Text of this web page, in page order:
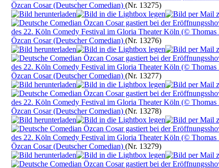
Özcan Cosar (Deutscher Comedian) (Nr. 13275)
Özcan Cosar (Deutscher Comedian) (Nr. 13276)
Özcan Cosar (Deutscher Comedian) (Nr. 13277)
Özcan Cosar (Deutscher Comedian) (Nr. 13278)
Özcan Cosar (Deutscher Comedian) (Nr. 13279)